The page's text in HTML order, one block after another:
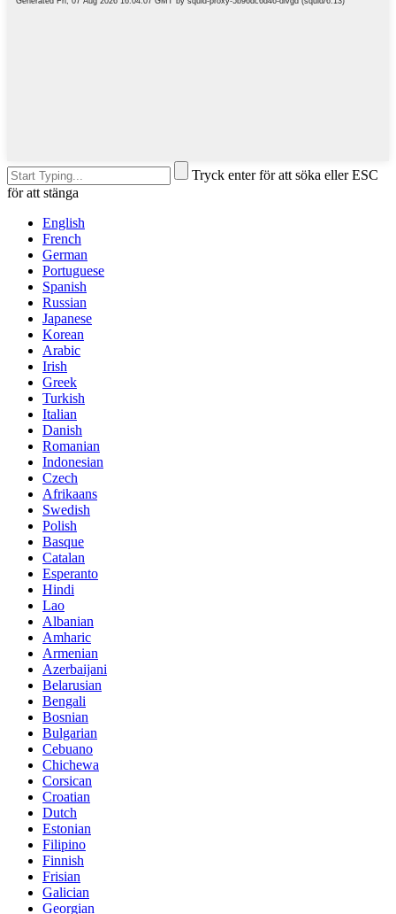
Tryck enter för att söka eller ESC
för att stänga
English
French
German
Portuguese
Spanish
Russian
Japanese
Korean
Arabic
Irish
Greek
Turkish
Italian
Danish
Romanian
Indonesian
Czech
Afrikaans
Swedish
Polish
Basque
Catalan
Esperanto
Hindi
Lao
Albanian
Amharic
Armenian
Azerbaijani
Belarusian
Bengali
Bosnian
Bulgarian
Cebuano
Chichewa
Corsican
Croatian
Dutch
Estonian
Filipino
Finnish
Frisian
Galician
Georgian